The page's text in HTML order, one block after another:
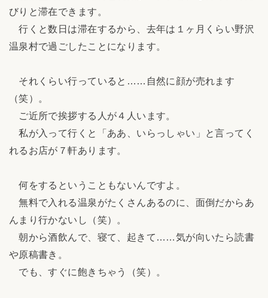
びりと滞在できます。
行くと数日は滞在するから、去年は１ヶ月くらい野沢
温泉村で過ごしたことになります。
それくらい行っていると……自然に顔が売れます
（笑）。
ご近所で挨拶する人が４人います。
私が入って行くと「ああ、いらっしゃい」と言ってく
れるお店が７軒あります。
何をするということもないんですよ。
無料で入れる温泉がたくさんあるのに、面倒だからあ
んまり行かないし（笑）。
朝から酒飲んで、寝て、起きて……気が向いたら読書
や原稿書き。
でも、すぐに飽きちゃう（笑）。